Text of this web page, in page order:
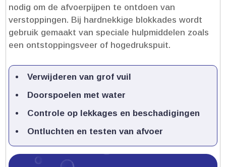
nodig om de afvoerpijpen te ontdoen van
verstoppingen.​ Bij hardnekkige blokkades wordt
gebruik gemaakt van speciale hulpmiddelen zoals
een ontstoppingsveer of hogedrukspuit.​
Verwijderen van grof vuil
Doorspoelen met water
Controle op lekkages en beschadigingen
Ontluchten en testen van afvoer